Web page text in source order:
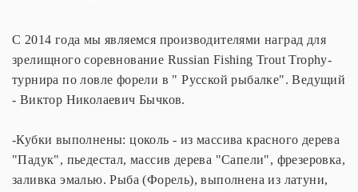
С 2014 года мы являемся производителями наград для
зрелищного соревнование Russian Fishing Trout Trophy-
турнира по ловле форели в " Русской рыбалке". Ведущий
- Виктор Николаевич Бычков.
-Кубки выполнены: цоколь - из массива красного дерева
"Падук", пьедестал, массив дерева "Сапели", фрезеровка,
заливка эмалью. Рыба (Форель), выполнена из латуни,